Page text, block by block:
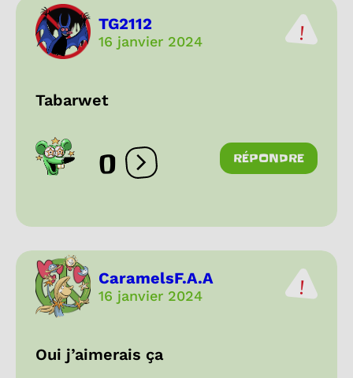
TG2112
16 janvier 2024
Tabarwet
0 Ouvrir les réactions
RÉPONDRE
CaramelsF.A.A
16 janvier 2024
Oui j’aimerais ça